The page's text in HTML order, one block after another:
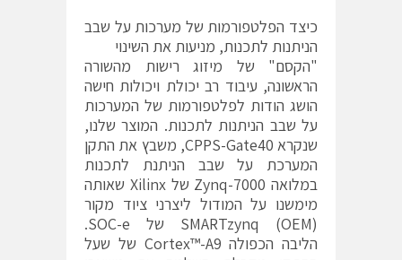
כיצד הפלטפורמות של מערכות על שבב
הניתנות לתכנות, מניעות את השינוי
"הקסם" של מיזוג רישות מהשורה
הראשונה, עיבוד רב יכולת ויכולות חישה
הושג הודות לפלטפורמות של המערכות
על שבב הניתנות לתכנות. המוצר שלנו,
שנקרא CPPS-Gate40, משבץ את התקן
המערכת על שבב הניתנת לתכנות
במלואה Zynq-7000 של Xilinx שאותה
מימשנו על המודול ליצרני ציוד מקור
(OEM) SMARTzynq של SOC-e.
הליבה הכפולה Cortex™-A9 של שעל